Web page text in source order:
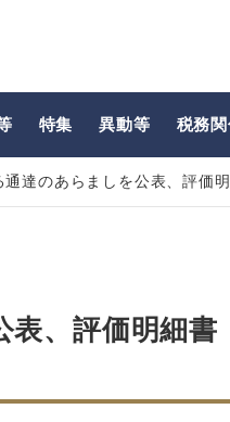
特集 異動等 税務
達のあらましを公表、評価
表、評価明細書